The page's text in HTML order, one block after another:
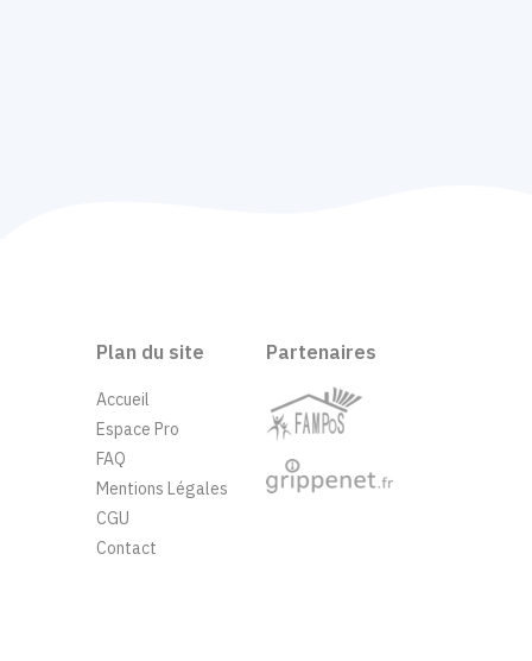
Plan du site
Accueil
Espace Pro
FAQ
Mentions Légales
CGU
Contact
Partenaires